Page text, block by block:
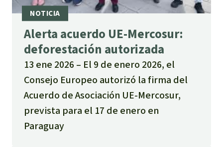
Alerta acuerdo UE-Mercosur:
deforestación autorizada
13 ene 2026
El 9 de enero 2026, el
Consejo Europeo autorizó la firma del
Acuerdo de Asociación UE-Mercosur,
prevista para el 17 de enero en
Paraguay